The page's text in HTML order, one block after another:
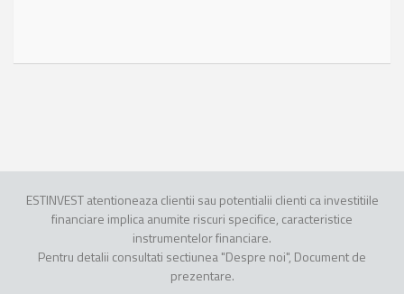
ESTINVEST atentioneaza clientii sau potentialii clienti ca investitiile
financiare implica anumite riscuri specifice, caracteristice
instrumentelor financiare.
Pentru detalii consultati sectiunea "Despre noi", Document de
prezentare.